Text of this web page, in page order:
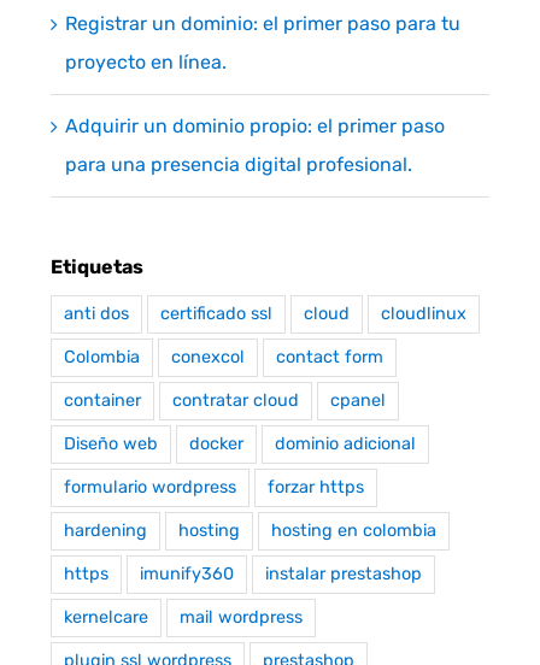
Registrar un dominio: el primer paso para tu
proyecto en línea.
Adquirir un dominio propio: el primer paso
para una presencia digital profesional.
Etiquetas
anti dos certificado ssl cloud cloudlinux
Colombia conexcol contact form
container contratar cloud cpanel
Diseño web docker dominio adicional
formulario wordpress forzar https
hardening hosting hosting en colombia
https imunify360 instalar prestashop
kernelcare mail wordpress
plugin ssl wordpress prestashop